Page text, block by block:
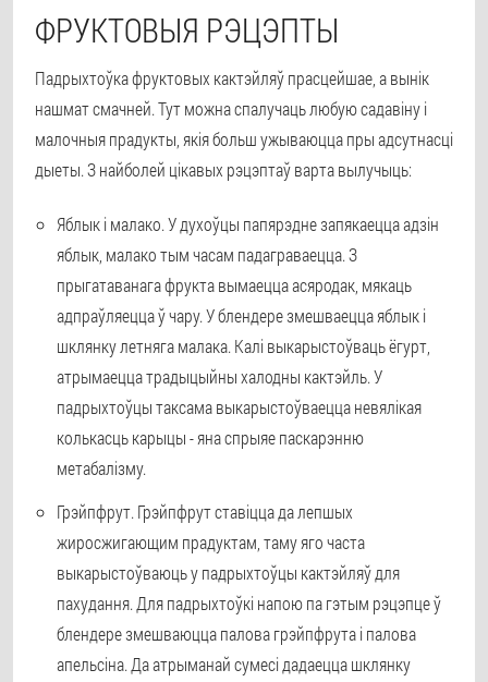
ФРУКТОВЫЯ РЭЦЭПТЫ
Падрыхтоўка фруктовых кактэйляў прасцейшае, а вынік
нашмат смачней. Тут можна спалучаць любую садавіну і
малочныя прадукты, якія больш ужываюцца пры адсутнасці
дыеты. З найболей цікавых рэцэптаў варта вылучыць:
Яблык і малако. У духоўцы папярэдне запякаецца адзін
яблык, малако тым часам падаграваецца. З
прыгатаванага фрукта вымаецца асяродак, мякаць
адпраўляецца ў чару. У блендере змешваецца яблык і
шклянку летняга малака. Калі выкарыстоўваць ёгурт,
атрымаецца традыцыйны халодны кактэйль. У
падрыхтоўцы таксама выкарыстоўваецца невялікая
колькасць карыцы - яна спрыяе паскарэнню
метабалізму.
Грэйпфрут. Грэйпфрут ставіцца да лепшых
жиросжигающим прадуктам, таму яго часта
выкарыстоўваюць у падрыхтоўцы кактэйляў для
пахудання. Для падрыхтоўкі напою па гэтым рэцэпце ў
блендере змешваюцца палова грэйпфрута і палова
апельсіна. Да атрыманай сумесі дадаецца шклянку